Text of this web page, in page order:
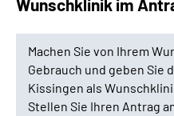
Wunschklinik im
Machen Sie von Ihrem
Gebrauch und geben Sie
Kissingen als
Stellen Sie Ihren Antrag